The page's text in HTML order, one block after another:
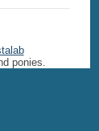
ponies.